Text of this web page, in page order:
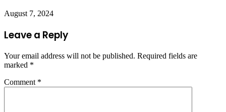
August 7, 2024
Leave a Reply
Your email address will not be published. Required fields are
marked *
Comment *